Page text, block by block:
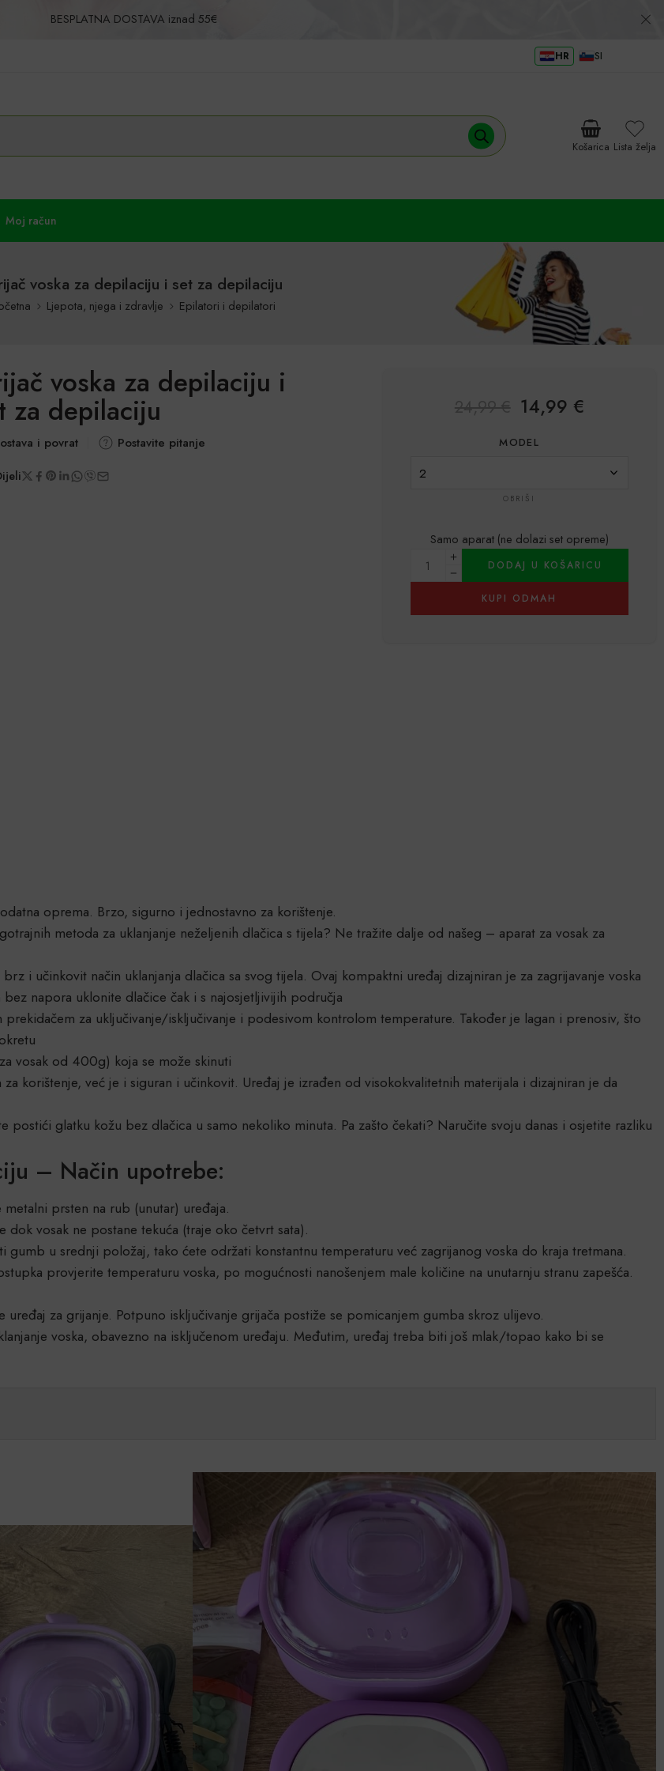
BESPLATNA DOSTAVA iznad 55€
HR SI
Košarica Lista želja
Moj račun
voska za depilaciju i set za depilaciju
Ljepota, njega i zdravlje Epilatori i depilatori
voska za depilaciju i
za depilaciju
i povrat Postavite pitanje
24,99€ 14,99 €
MODEL
OBRIŠI
Samo aparat (ne dolazi set opreme)
DODAJ U KOŠARICU
KUPI ODMAH
oprema. Brzo, sigurno i jednostavno za korištenje.
metoda za uklanjanje neželjenih dlačica s tijela? Ne tražite dalje od našeg – aparat za vosak za
i učinkovit način uklanjanja dlačica sa svog tijela. Ovaj kompaktni uređaj dizajniran je za zagrijavanje voska
napora uklonite dlačice čak i s najosjetljivijih područja
prekidačem za uključivanje/isključivanje i podesivom kontrolom temperature. Također je lagan i prenosiv, što
vosak od 400g) koja se može skinuti
korištenje, već je i siguran i učinkovit. Uređaj je izrađen od visokokvalitetnih materijala i dizajniran je da
postići glatku kožu bez dlačica u samo nekoliko minuta. Pa zašto čekati? Naručite svoju danas i osjetite razliku
– Način upotrebe:
prsten na rub (unutar) uređaja.
vosak ne postane tekuća (traje oko četvrt sata).
u srednji položaj, tako ćete održati konstantnu temperaturu već zagrijanog voska do kraja tretmana.
provjerite temperaturu voska, po mogućnosti nanošenjem male količine na unutarnju stranu zapešća.
za grijanje. Potpuno isključivanje grijača postiže se pomicanjem gumba skroz ulijevo.
voska, obavezno na isključenom uređaju. Međutim, uređaj treba biti još mlak/topao kako bi se